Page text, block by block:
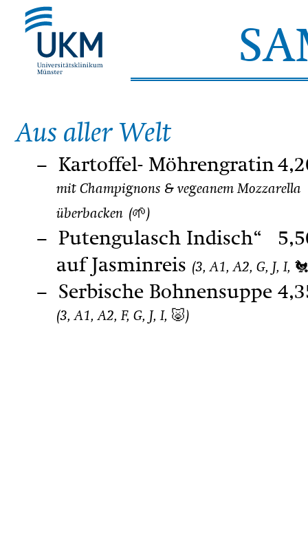
Aus aller Welt
Kartoffel- Möhrengratin
mit Champignons & vegeanem Mozzarella
überbacken (🌱)
Putengulasch Indisch“
auf Jasminreis (3, A1, A2, G, J, I,
Serbische Bohnensuppe
(3, A1, A2, F, G, J, I, 🐷)